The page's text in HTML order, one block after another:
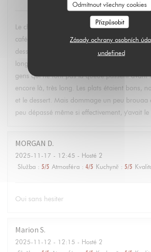
Odmítnout všechny cookies
Přizpůsobit
Zásady ochrany osobních
undefined
Le choix de la table : disposée en plein milieu
café a été oublié sur la commande (qui
desserts). On a du les réclamer plusieurs fois,
longtemps pour être servi (pour 2 café...) Pour
gens qui ne font pas la queue passent avant
encore là, très long. Les plats étaient bons,
et le dessert. Mais dommage un peu brouaa
peu dépassé même si effectivement, y'avait le
MORGAN D
2025-11-17 - 12:45 - Hosté 2
Služba : 5/5 Atmosféra : 4/5 Kuchyně : 5/5
Oui sans hesiter
Marion S
2025-11-12 - 12:15 - Hosté 2